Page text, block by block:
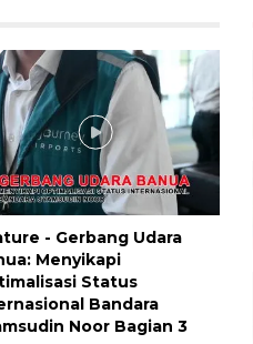
- Gerbang Udara
Menyikapi
Status
Bandara
Noor Bagian 3